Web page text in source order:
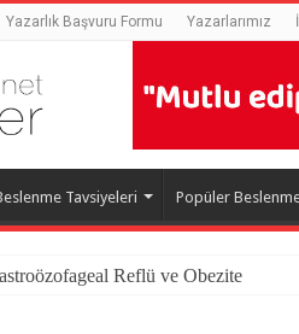
Yazarlık Başvuru Formu Yazarlarımız
Tavsiyeleri Popüler
Reflü ve Obezite